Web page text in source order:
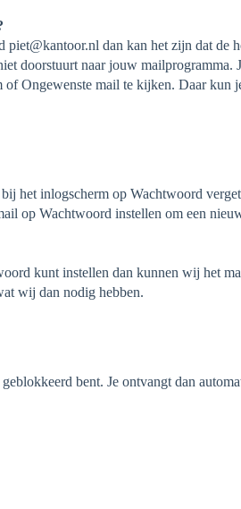
dan kan het zijn dat de
doorstuurt naar jouw mailprogramma.
Ongewenste mail te kijken. Daar kun
het inlogscherm op Wachtwoord
op Wachtwoord instellen om een
kunt instellen dan kunnen wij het
wij dan nodig hebben.
bent. Je ontvangt dan